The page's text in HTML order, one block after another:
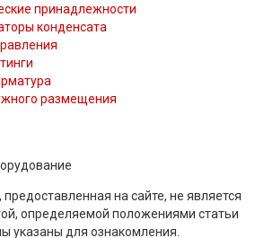
принадлежности
конденсата
размещения
на сайте, не является
определяемой положениями статьи
указаны для ознакомления.